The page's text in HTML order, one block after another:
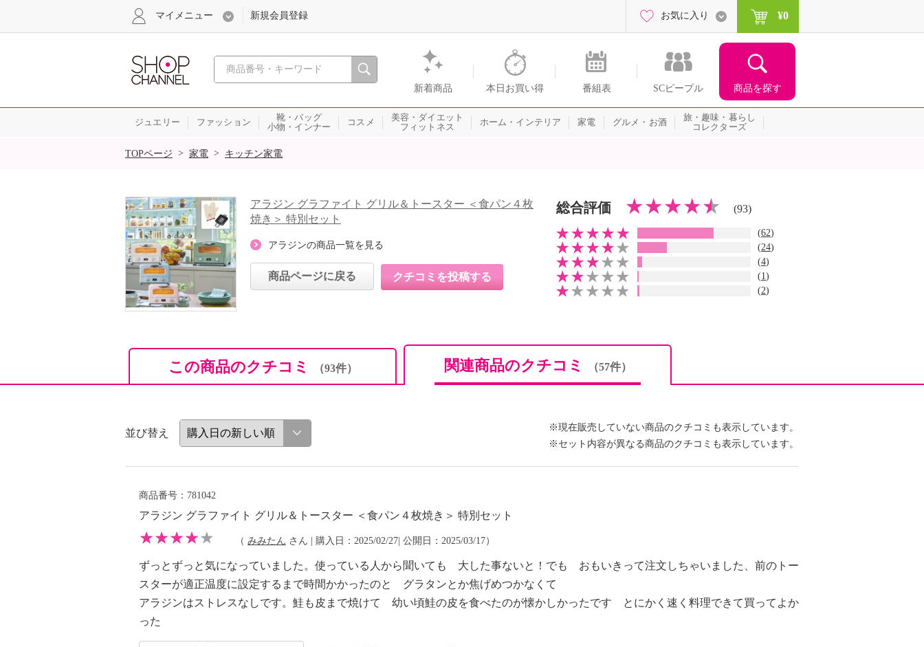
心おどる、瞬間を。通販・テレビショッピングのショップチャンネル
新着商品 本日お買い得 番組表 SCピープル 商品を探す
マイメニュー 新規会員登録 お気に入り ¥0
ジュエリー ファッション
靴・バッグ
小物・インナー
コスメ
美容・ダイエット
フィットネス
ホーム・インテリア 家電 グルメ・お酒
旅・趣味・暮らし
コレクターズ
SALE
TOPページ > 家電 > キッチン家電
アラジン グラファイト グリル＆トースター ＜食パン４枚
焼き＞ 特別セット
アラジンの商品一覧を見る
商品ページに戻る クチコミを投稿する
総合評価 (93)
(62)
(24)
(4)
(1 )
(2)
この商品のクチコミ （93件） 関連商品のクチコミ （57件）
並び替え
※現在販売していない商品のクチコミも表示しています。
※セット内容が異なる商品のクチコミも表示しています。
商品番号：781042
アラジン グラファイト グリル＆トースター ＜食パン４枚焼き＞ 特別セット
（ みみたん さん | 購入日：2025/02/27| 公開日：2025/03/17）
ずっとずっと気になっていました。使っている人から聞いても 大した事ないと！でも おもいきって注文しちゃいました、前のトー
スターが適正温度に設定するまで時間かかったのと グラタンとか焦げめつかなくて
アラジンはストレスなしです。鮭も皮まで焼けて 幼い頃鮭の皮を食べたのが懐かしかったです とにかく速く料理できて買ってよか
った